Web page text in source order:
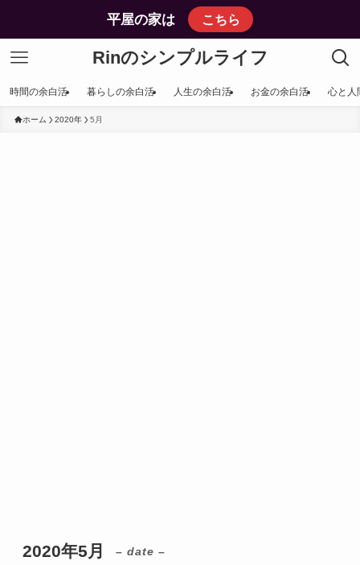
平屋の家は こちら
Rinのシンプルライフ
時間の余白活 暮らしの余白活 人生の余白活 お金の余白活 心と人
ホーム 2020年 5月
2020年5月 – date –